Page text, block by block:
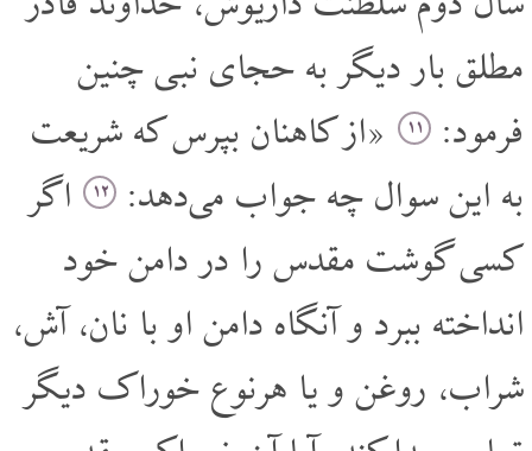
مطلق بار دیگر به حجای نبی چنین
فرمود:
۱۱ «از کاهنان بپرس که شریعت
به این سوال چه جواب می‌دهد:
۱۲ اگر
کسی گوشت مقدس را در دامن خود
انداخته ببرد و آنگاه دامن او با نان، آش،
شراب، روغن و یا هر‌نوع خوراک دیگر